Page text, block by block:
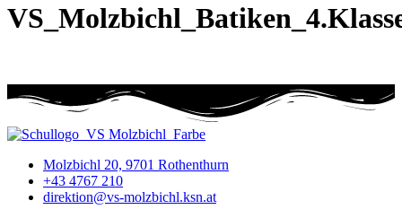
Molzbichl 20, 9701 Rothenthurn
+43 4767 210
direktion@vs-molzbichl.ksn.at